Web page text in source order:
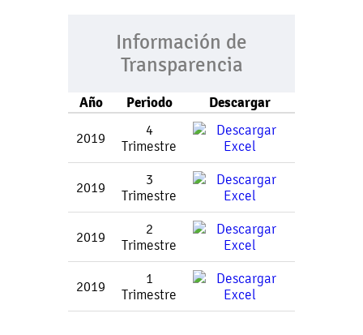
Información de
Transparencia
Año Periodo Descargar
2019
4
Trimestre
2019
3
Trimestre
2019
2
Trimestre
2019
1
Trimestre